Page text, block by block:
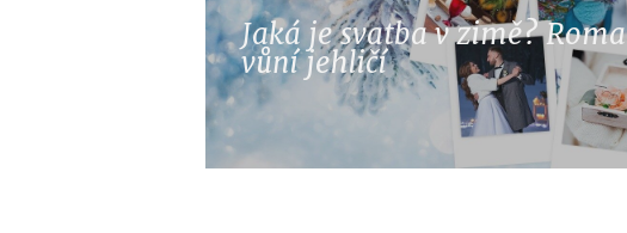
Jaká je svatba v zimě?
vůní jehličí